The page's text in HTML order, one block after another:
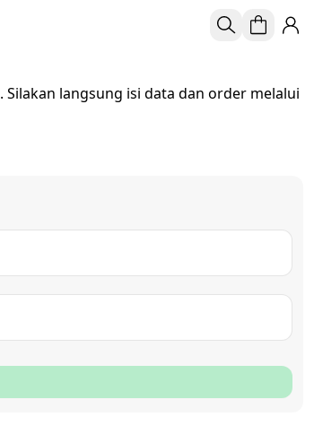
. Silakan langsung isi data dan order melalui